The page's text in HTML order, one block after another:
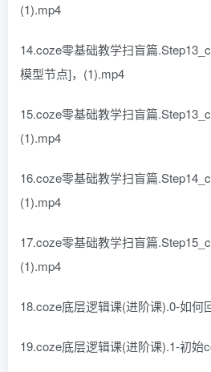
(1).mp4
14.coze零基础教学扫盲篇
模型节点]，(1).mp4
15.coze零基础教学扫盲篇
(1).mp4
16.coze零基础教学扫盲篇
(1).mp4
17.coze零基础教学扫盲篇
(1).mp4
18.coze底层逻辑课(进阶课).0-如何
19.coze底层逻辑课(进阶课).1-初始